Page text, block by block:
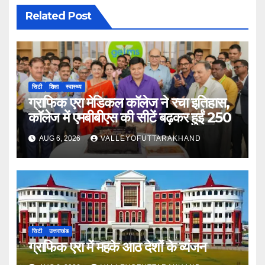
Related Post
सिटी शिक्षा स्वास्थ्य
ग्राफिक एरा मेडिकल कॉलेज ने रचा इतिहास,
कॉलेज में एमबीबीएस की सीटें बढ़कर हुईं 250
AUG 6, 2026 VALLEYOFUTTARAKHAND
सिटी उत्तराखंड
ग्राफिक एरा में महके आठ देशों के व्यंजन